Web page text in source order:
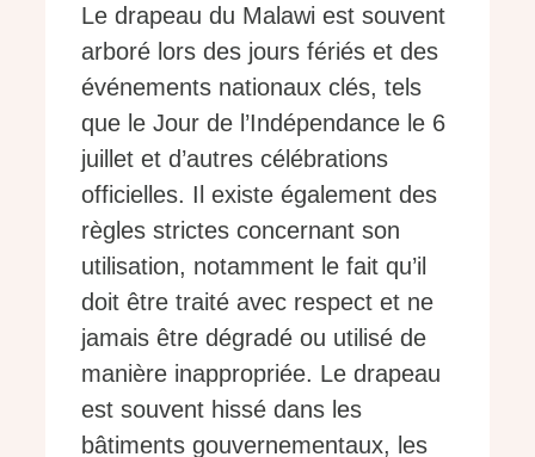
Le drapeau du Malawi est souvent
arboré lors des jours fériés et des
événements nationaux clés, tels
que le Jour de l’Indépendance le 6
juillet et d’autres célébrations
officielles. Il existe également des
règles strictes concernant son
utilisation, notamment le fait qu’il
doit être traité avec respect et ne
jamais être dégradé ou utilisé de
manière inappropriée. Le drapeau
est souvent hissé dans les
bâtiments gouvernementaux, les